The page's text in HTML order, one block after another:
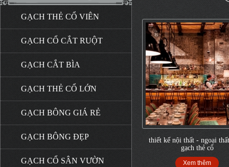
GẠCH THẺ CỔ VIÊN
GẠCH CỔ CẮT RUỘT
GẠCH CẮT BÌA
GẠCH THẺ CỔ LỚN
GẠCH BÔNG GIÁ RẺ
GẠCH BÔNG ĐẸP
GẠCH CỔ SÂN VƯỜN
thiết kế nội thất - ngoại
gạch thẻ cổ
Xem thêm